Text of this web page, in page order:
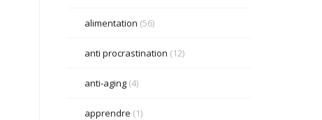
alimentation (56)
anti procrastination (12)
anti-aging(4)
apprendre (1)